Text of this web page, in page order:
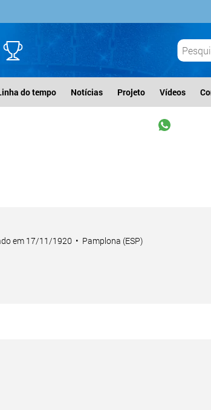
do tempo Notícias Projeto Vídeos
em 17/11/1920 • Pamplona (ESP)